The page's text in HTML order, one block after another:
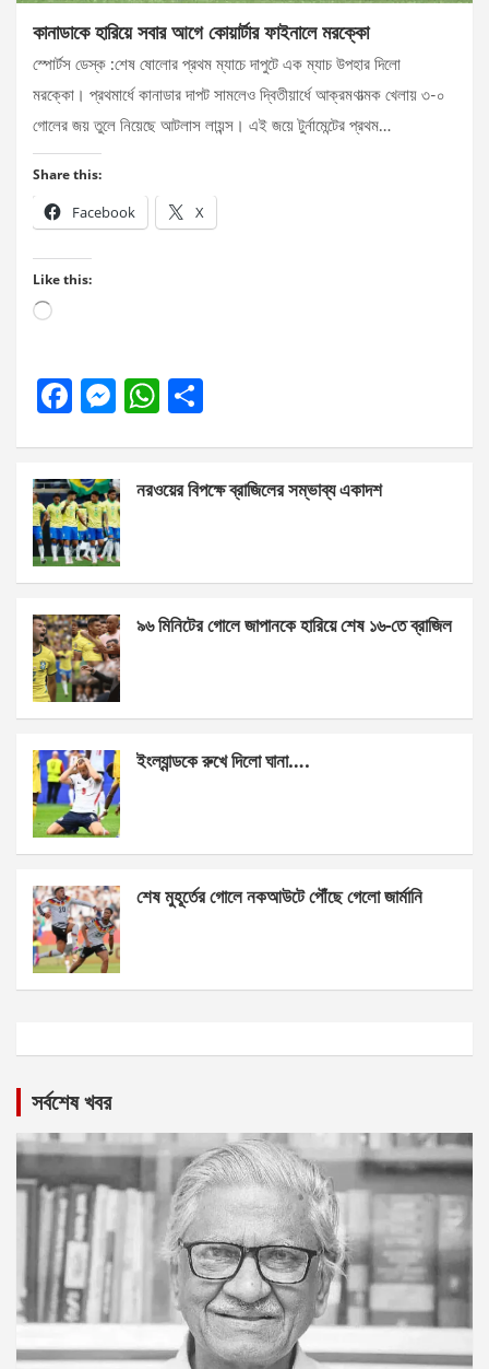
কানাডাকে হারিয়ে সবার আগে কোয়ার্টার ফাইনালে মরক্কো
স্পোর্টস ডেস্ক :শেষ ষোলোর প্রথম ম্যাচে দাপুটে এক ম্যাচ উপহার দিলো
মরক্কো। প্রথমার্ধে কানাডার দাপট সামলেও দ্বিতীয়ার্ধে আক্রমণাত্মক খেলায় ৩-০
গোলের জয় তুলে নিয়েছে আটলাস লায়ন্স। এই জয়ে টুর্নামেন্টের প্রথম…
Share this:
Facebook X
Like this:
Loading…
F
b
o
o
k
M
n
g
er
W
s
p
e
নরওয়ের বিপক্ষে ব্রাজিলের সম্ভাব্য একাদশ
৯৬ মিনিটের গোলে জাপানকে হারিয়ে শেষ ১৬-তে ব্রাজিল
ইংল্যান্ডকে রুখে দিলো ঘানা….
শেষ মুহূর্তের গোলে নকআউটে পৌঁছে গেলো জার্মানি
সর্বশেষ খবর